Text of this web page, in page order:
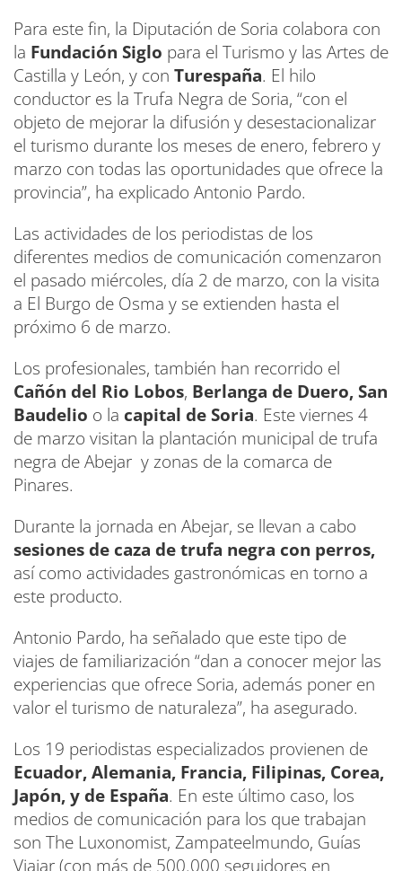
Para este fin, la Diputación de Soria colabora con
la Fundación Siglo para el Turismo y las Artes de
Castilla y León, y con Turespaña. El hilo
conductor es la Trufa Negra de Soria, “con el
objeto de mejorar la difusión y desestacionalizar
el turismo durante los meses de enero, febrero y
marzo con todas las oportunidades que ofrece la
provincia”, ha explicado Antonio Pardo.
Las actividades de los periodistas de los
diferentes medios de comunicación comenzaron
el pasado miércoles, día 2 de marzo, con la visita
a El Burgo de Osma y se extienden hasta el
próximo 6 de marzo.
Los profesionales, también han recorrido el
Cañón del Rio Lobos, Berlanga de Duero,San
Baudelio o la capital de Soria. Este viernes 4
de marzo visitan la plantación municipal de trufa
negra de Abejar y zonas de la comarca de
Pinares.
Durante la jornada en Abejar, se llevan a cabo
sesiones de caza de trufa negra con perros,
así como actividades gastronómicas en torno a
este producto.
Antonio Pardo, ha señalado que este tipo de
viajes de familiarización “dan a conocer mejor las
experiencias que ofrece Soria, además poner en
valor el turismo de naturaleza”, ha asegurado.
Los 19 periodistas especializados provienen de
Ecuador, Alemania, Francia, Filipinas, Corea,
Japón, y de España. En este último caso, los
medios de comunicación para los que trabajan
son The Luxonomist, Zampateelmundo, Guías
Viajar (con más de 500.000 seguidores en